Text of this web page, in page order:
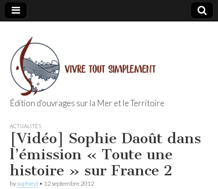
Editions Vivre
Tout
Simplement
Édition d'ouvrages sur la Mer et le Territoire
ACTUALITÉS
[Vidéo] Sophie Daoût dans
l’émission « Toute une
histoire » sur France 2
bysophie.d • 12 septembre 2012